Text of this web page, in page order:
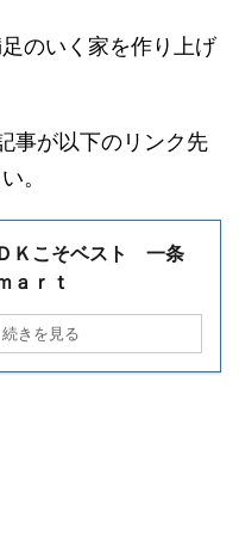
のいく家を作り上げ
事が以下のリンク先
。
Ｋこそベスト 一条
ａｒｔ
続きを見る